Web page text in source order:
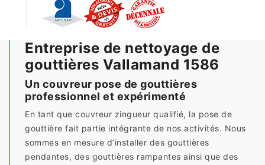
Entreprise de nettoyage de
gouttières Vallamand 1586
Un couvreur pose de gouttières
professionnel et expérimenté
En tant que couvreur zingueur qualifié, la pose de
gouttière fait partie intégrante de nos activités. Nous
sommes en mesure d’installer des gouttières
pendantes, des gouttières rampantes ainsi que des